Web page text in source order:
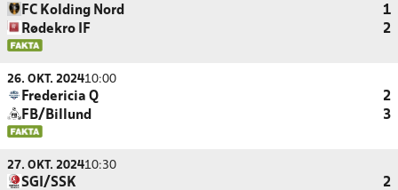
FC Kolding Nord
1
Rødekro IF
2
26. OKT. 202410:00
Fredericia Q
2
FB/Billund
3
27. OKT. 202410:30
SGI/SSK
2